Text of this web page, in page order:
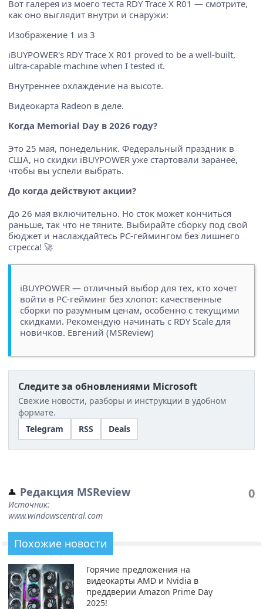
Вот галерея из моего теста RDY Trace X R01 — смотрите,
как оно выглядит внутри и снаружи:
Изображение 1 из 3
iBUYPOWER's RDY Trace X R01 proved to be a well-built,
ultra-capable machine when I tested it.
Внутреннее охлаждение на высоте.
Видеокарта Radeon в деле.
Когда Memorial Day в 2026 году?
Это 25 мая, понедельник. Федеральный праздник в
США, но скидки iBUYPOWER уже стартовали заранее,
чтобы вы успели выбрать.
До когда действуют акции?
До 26 мая включительно. Но сток может кончиться
раньше, так что не тяните. Выбирайте сборку под свой
бюджет и наслаждайтесь PC-геймингом без лишнего
стресса! 🚀
iBUYPOWER — отличный выбор для тех, кто хочет
войти в PC-гейминг без хлопот: качественные
сборки по разумным ценам, особенно с текущими
скидками. Рекомендую начинать с RDY Scale для
новичков. Евгений (MSReview)
Следите за обновлениями Microsoft
Свежие новости, разборы и инструкции в удобном
формате.
Telegram
RSS Deals
Редакция MSReview
Источник:
www.windowscentral.com
0
Похожие новости
Горячие предложения на
видеокарты AMD и Nvidia в
преддверии Amazon Prime Day
2025!